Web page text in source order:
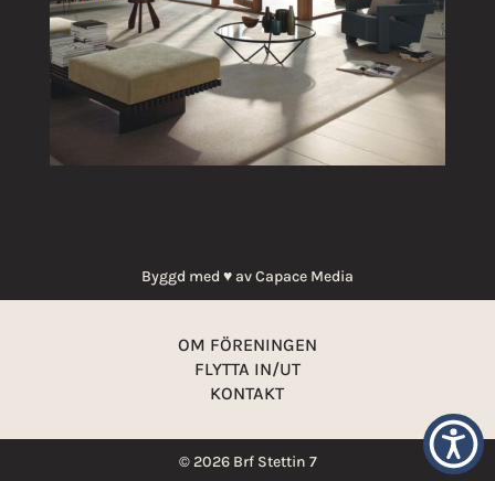
Byggd med ♥ avCapace Media
OM FÖRENINGEN
FLYTTA IN/UT
KONTAKT
© 2026 Brf Stettin 7